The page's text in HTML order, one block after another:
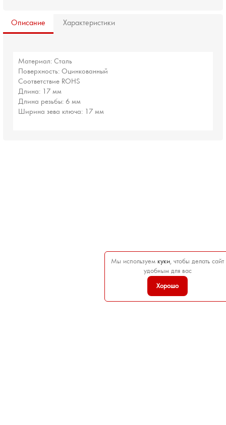
Мы используем куки , чтобы делать сайт
удобным для вас
Хорошо
Описание Характеристики
Материал: Сталь
Поверхность: Оцинкованный
Соответствие ROHS
Длина: 17 мм
Длина резьбы: 6 мм
Ширина зева ключа: 17 мм